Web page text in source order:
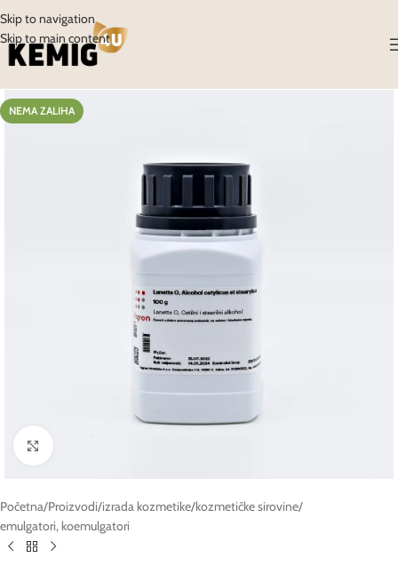
Skip to navigation
Skip to main content
NEMA ZALIHA
Početna/Proizvodi/izrada kozmetike/kozmetičke sirovine/
emulgatori, koemulgatori